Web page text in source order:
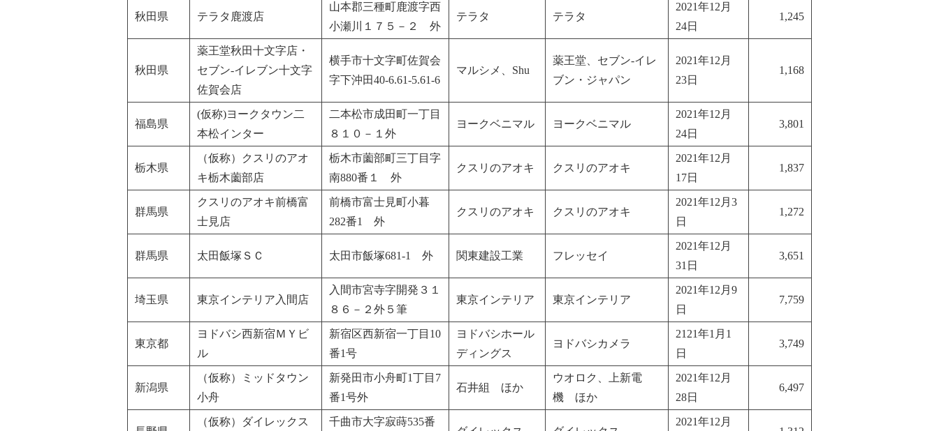
秋田県 テラタ鹿渡店
山本郡三種町鹿渡字西
小瀬川１７５－２ 外
テラタ テラタ
2021年12月
24日
1,245
秋田県
薬王堂秋田十文字店・
セブン-イレブン十文字
佐賀会店
横手市十文字町佐賀会
字下沖田40-6.61-5.61-6
マルシメ、Shu
薬王堂、セブン-イレ
ブン・ジャパン
2021年12月
23日
1,168
福島県
(仮称)ヨークタウン二
本松インター
二本松市成田町一丁目
８１０－１外
ヨークベニマル ヨークベニマル
2021年12月
24日
3,801
栃木県
（仮称）クスリのアオ
キ栃木薗部店
栃木市薗部町三丁目字
南880番１ 外
クスリのアオキ クスリのアオキ
2021年12月
17日
1,837
群馬県
クスリのアオキ前橋富
士見店
前橋市富士見町小暮
282番1 外
クスリのアオキ クスリのアオキ
2021年12月3
日
1,272
群馬県 太田飯塚ＳＣ 太田市飯塚681-1 外 関東建設工業 フレッセイ
2021年12月
31日
3,651
埼玉県 東京インテリア入間店
入間市宮寺字開発３１
８６－２外５筆
東京インテリア 東京インテリア
2021年12月9
日
7,759
東京都
ヨドバシ西新宿ＭＹビ
ル
新宿区西新宿一丁目10
番1号
ヨドバシホール
ディングス
ヨドバシカメラ
2121年1月1
日
3,749
新潟県
（仮称）ミッドタウン
小舟
新発田市小舟町1丁目7
番1号外
石井組 ほか
ウオロク、上新電
機 ほか
2021年12月
28日
6,497
（仮称）ダイレックス
千曲市大字寂蒔535番
2021年12月